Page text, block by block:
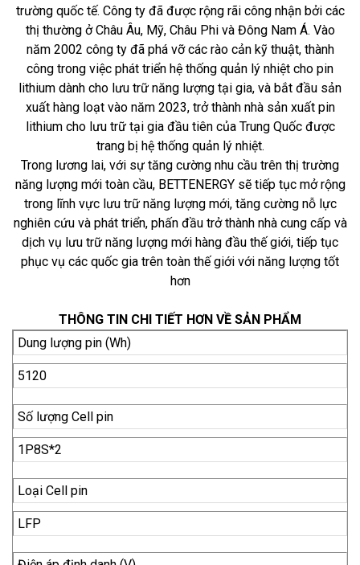
trường quốc tế. Công ty đã được rộng rãi công nhận bởi các
thị thường ở Châu Âu, Mỹ, Châu Phi và Đông Nam Á. Vào
năm 2002 công ty đã phá vỡ các rào cản kỹ thuật, thành
công trong việc phát triển hệ thống quản lý nhiệt cho pin
lithium dành cho lưu trữ năng lượng tại gia, và bắt đầu sản
xuất hàng loạt vào năm 2023, trở thành nhà sản xuất pin
lithium cho lưu trữ tại gia đầu tiên của Trung Quốc được
trang bị hệ thống quản lý nhiệt.
Trong lương lai, với sự tăng cường nhu cầu trên thị trường
năng lượng mới toàn cầu, BETTENERGY sẽ tiếp tục mở rộng
trong lĩnh vực lưu trữ năng lượng mới, tăng cường nỗ lực
nghiên cứu và phát triển, phấn đầu trở thành nhà cung cấp và
dịch vụ lưu trữ năng lượng mới hàng đầu thế giới, tiếp tục
phục vụ các quốc gia trên toàn thế giới với năng lượng tốt
hơn
THÔNG TIN CHI TIẾT HƠN VỀ SẢN PHẨM
Dung lượng pin (Wh)
5120
Số lượng Cell pin
1P8S*2
Loại Cell pin
LFP